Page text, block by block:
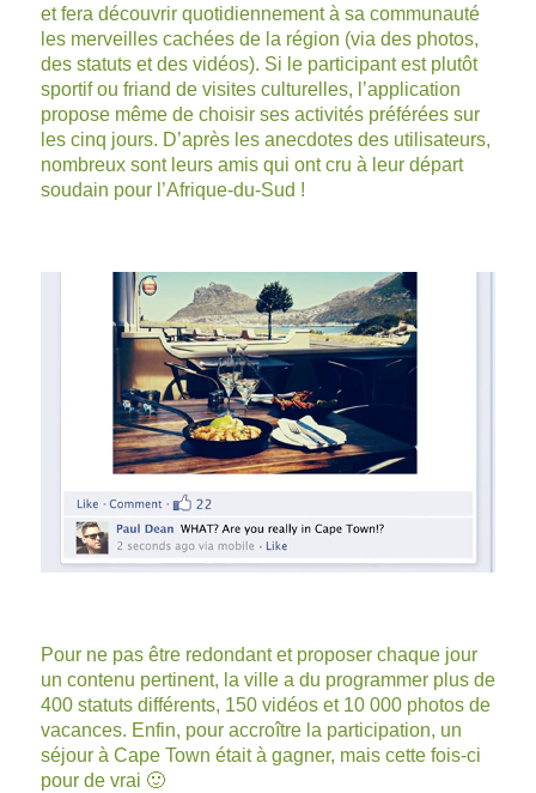
et fera découvrir quotidiennement à sa communauté
les merveilles cachées de la région (via des photos,
des statuts et des vidéos). Si le participant est plutôt
sportif ou friand de visites culturelles, l’application
propose même de choisir ses activités préférées sur
les cinq jours. D’après les anecdotes des utilisateurs,
nombreux sont leurs amis qui ont cru à leur départ
soudain pour l’Afrique-du-Sud !
Pour ne pas être redondant et proposer chaque jour
un contenu pertinent, la ville a du programmer plus de
400 statuts différents, 150 vidéos et 10 000 photos de
vacances. Enfin, pour accroître la participation, un
séjour à Cape Town était à gagner, mais cette fois-ci
pour de vrai 🙂